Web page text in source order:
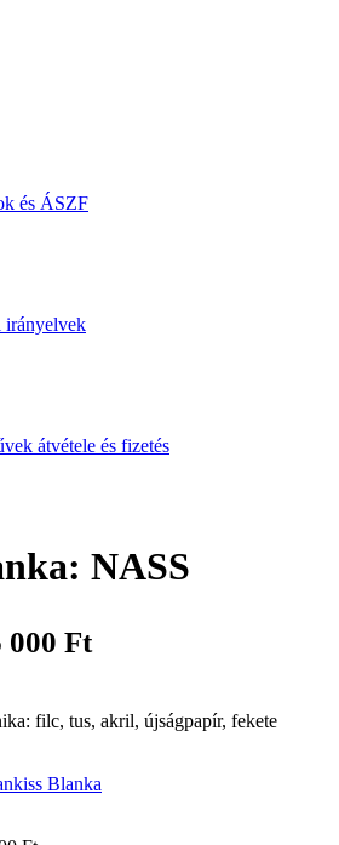
és ÁSZF
irányelvek
átvétele és fizetés
NASS
000 Ft
filc, tus, akril, újságpapír, fekete
Blanka